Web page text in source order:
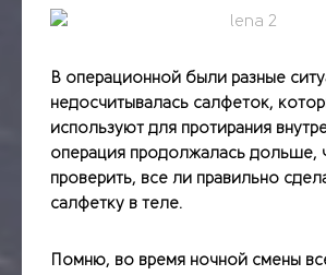
В операционной были разные
недосчитывалась салфеток,
используют для протирания
операция продолжалась дольше,
проверить, все ли правильно
салфетку в теле.
Помню, во время ночной смены